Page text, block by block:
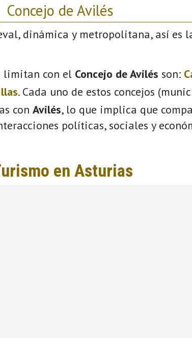
Concejo de Avilés
dinámica y metropolitana, así es
limitan con el Concejo de Avilés son:
. Cada uno de estos concejos
con Avilés, lo que implica que
políticas, sociales y